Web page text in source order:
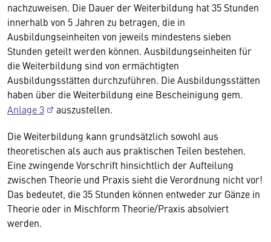
nachzuweisen. Die Dauer der Weiterbildung hat 35 Stunden
innerhalb von 5 Jahren zu betragen, die in
Ausbildungseinheiten von jeweils mindestens sieben
Stunden geteilt werden können. Ausbildungseinheiten für
die Weiterbildung sind von ermächtigten
Ausbildungsstätten durchzuführen. Die Ausbildungsstätten
haben über die Weiterbildung eine Bescheinigung gem.
Anlage 3
auszustellen.
Die Weiterbildung kann grundsätzlich sowohl aus
theoretischen als auch aus praktischen Teilen bestehen.
Eine zwingende Vorschrift hinsichtlich der Aufteilung
zwischen Theorie und Praxis sieht die Verordnung nicht vor!
Das bedeutet, die 35 Stunden können entweder zur Gänze in
Theorie oder in Mischform Theorie/Praxis absolviert
werden.